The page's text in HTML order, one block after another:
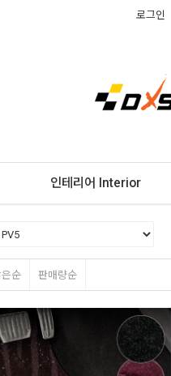
로그인
인테리어 Interior
순 판매량순